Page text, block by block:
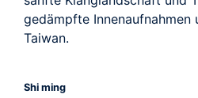
gedämpfte Innenaufnahmen
Taiwan.
Shi ming